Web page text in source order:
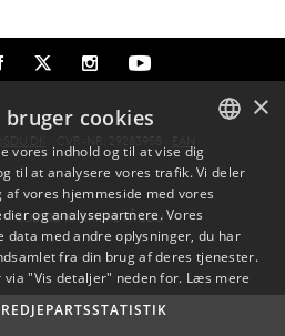
JOB OG KARRIERE PÅ SDU
DANISH
DANISH
×
bruger cookies
vores indhold og til at vise dig
til at analysere vores trafik. Vi deler
vores hjemmeside med vores
og analysepartnere. Vores
data med andre oplysninger, du har
fra din brug af deres tjenester.
via "Vis detaljer" neden for. Læs mere